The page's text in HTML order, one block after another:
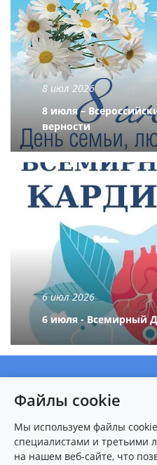
8 июл 2026
8 июля –
верности
6 июл 2026
6 июля - Всемирный
О центре
Новости
Пациентам
Карта сайта
Файлы cookie
Мы используем файлы
специалистами и третьими
на нашем веб-сайте, что